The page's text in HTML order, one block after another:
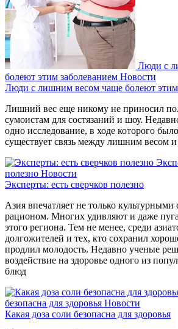
Люди с
болеют этим заболеванием Новости
Люди с лишним весом чаще болеют этим
Лишний вес еще никому не приносил
сумоистам для состязаний и шоу.
одно исследование, в ходе которого
существует связь между лишним весом
полезно Новости
Эксперты: есть сверчков полезно
Азия впечатляет не только
рационом. Многих удивляют и даже
этого региона. Тем не менее, среди
долгожителей и тех, кто сохранил
продлил молодость. Недавно ученые
воздействие на здоровье одного из
блюд
безопасна для здоровья Новости
Какая доза соли безопасна для здоровья